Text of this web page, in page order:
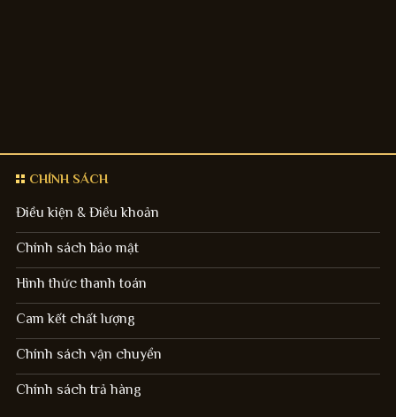
CHÍNH SÁCH
Điều kiện & Điều khoản
Chính sách bảo mật
Hình thức thanh toán
Cam kết chất lượng
Chính sách vận chuyển
Chính sách trả hàng